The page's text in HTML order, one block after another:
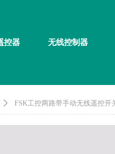
控器 无线控制器
ꄲ FSK工控两路带手动无线遥控开